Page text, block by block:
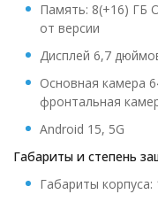
Память: 8(+16) ГБ
от версии
Дисплей 6,7
Основная камера
фронтальная
Android 15, 5G
Габариты и степень
Габариты корпуса: